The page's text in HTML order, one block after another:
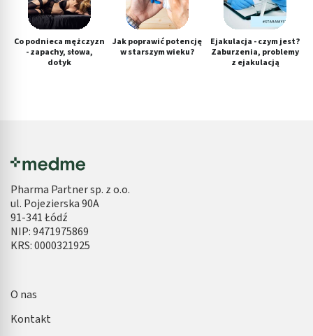
Co podnieca mężczyzn
- zapachy, słowa,
dotyk
Jak poprawić potencję
w starszym wieku?
Ejakulacja - czym jest?
Zaburzenia, problemy
z ejakulacją
Pharma Partner sp. z o.o.
ul. Pojezierska 90A
91-341 Łódź
NIP: 9471975869
KRS: 0000321925
O nas
Kontakt